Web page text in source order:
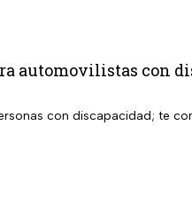
automovilistas con
con discapacidad; te